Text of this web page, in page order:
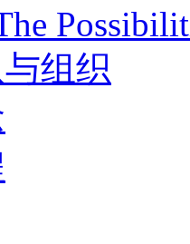
组织